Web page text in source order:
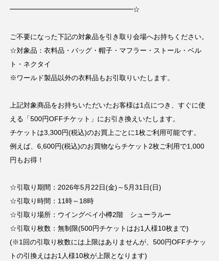
━━━━━━━━━━━━━━━━━━☆
ご不要になった下記の対象品を引き取り会場へお持ちください。
☆対象品：衣料品・バッグ・帽子・マフラー・ストール・ベル
ト・ネクタイ
※ワールド製品以外の衣料品もお引取りいたします。
上記対象商品をお持ちいただいたお客様は1点につき、すぐに使
える「500円OFFチケット」にお引き換えいたします。
チケットは3,300円(税込)のお買上ごとに1枚ご利用可能です。
例えば、6,600円(税込)のお買物ならチケット2枚ご利用で1,000
円もお得！
☆引取り期間： 2026年5月22日(金)～5月31日(日)
☆引取り時間： 11時～18時
☆引取り場所：ウイングベイ小樽2階 シューラルー
☆引取り枚数：無制限(500円チケットはお1人様10枚まで)
(※1回の引取り枚数には上限はありませんが、500円OFFチケッ
トの引換えはお1人様10枚が上限となります)